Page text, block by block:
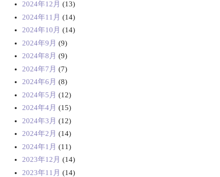
2024年12月 (13)
2024年11月 (14)
2024年10月 (14)
2024年9月 (9)
2024年8月 (9)
2024年7月 (7)
2024年6月 (8)
2024年5月 (12)
2024年4月 (15)
2024年3月 (12)
2024年2月 (14)
2024年1月 (11)
2023年12月 (14)
2023年11月 (14)